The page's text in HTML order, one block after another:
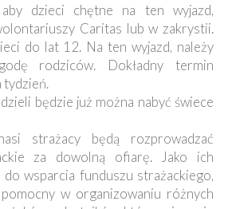
dzieci chętne na ten wyjazd,
Caritas lub w zakrystii.
do lat 12. Na ten wyjazd, należy
rodziców. Dokładny termin
tydzień.
będzie już można nabyć świece
strażacy będą rozprowadzać
za dowolną ofiarę. Jako ich
do wsparcia funduszu strażackiego,
w organizowaniu różnych